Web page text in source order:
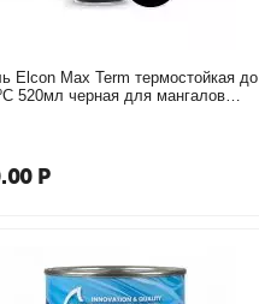
Elcon Max Term термостойкая до
520мл черная для мангалов
Р